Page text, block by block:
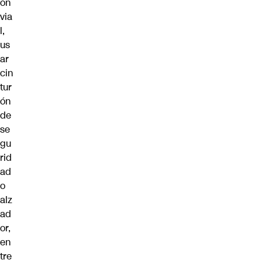
via
l,
us
ar
cin
tur
ón
de
se
gu
rid
ad
o
alz
ad
or,
en
tre